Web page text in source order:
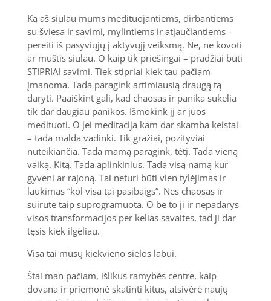
Ką aš siūlau mums medituojantiems, dirbantiems
su šviesa ir savimi, mylintiems ir atjaučiantiems –
pereiti iš pasyviųjų į aktyvųjį veiksmą. Ne, ne kovoti
ar muštis siūlau. O kaip tik priešingai – pradžiai būti
STIPRIAI savimi. Tiek stipriai kiek tau pačiam
įmanoma. Tada paragink artimiausią draugą tą
daryti. Paaiškint gali, kad chaosas ir panika sukelia
tik dar daugiau panikos. Išmokink jį ar juos
medituoti. O jei meditacija kam dar skamba keistai
– tada malda vadinki. Tik gražiai, pozityviai
nuteikiančia. Tada mamą paragink, tėtį. Tada vieną
vaiką. Kitą. Tada aplinkinius. Tada visą namą kur
gyveni ar rajoną. Tai neturi būti vien tylėjimas ir
laukimas “kol visa tai pasibaigs”. Nes chaosas ir
suirutė taip suprogramuota. O be to ji ir nepadarys
visos transformacijos per kelias savaites, tad ji dar
tęsis kiek ilgėliau.
Visa tai mūsų kiekvieno sielos labui.
Štai man pačiam, išlikus ramybės centre, kaip
dovana ir priemonė skatinti kitus, atsivėrė naujų